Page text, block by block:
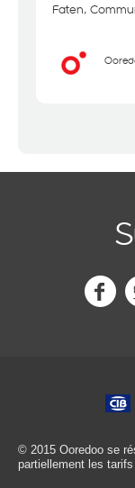
Faten,
© 2015 Ooredoo se
partiellement les